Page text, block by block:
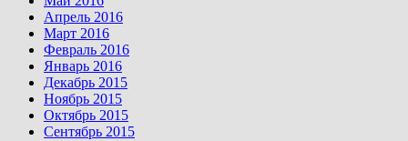
Апрель 2016
Март 2016
Февраль 2016
Январь 2016
Декабрь 2015
Ноябрь 2015
Октябрь 2015
Сентябрь 2015